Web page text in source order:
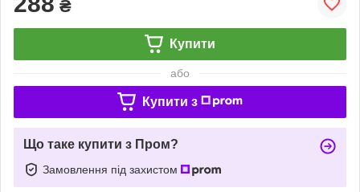
₴
Купити
або
Купити з
Що таке купити з Пром?
Замовлення під захистом